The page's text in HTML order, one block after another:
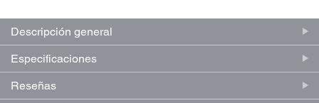
misma
Descripción general
Especificaciones
Reseñas